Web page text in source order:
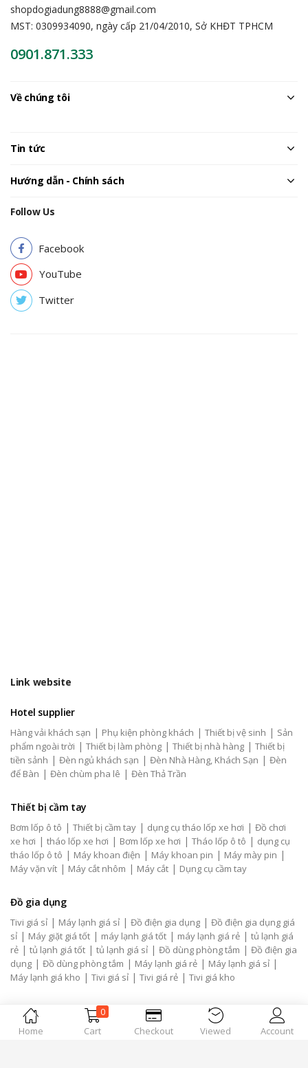
Home
0
Cart
Checkout Viewed Account
shopdogiadung8888@gmail.com
MST: 0309934090, ngày cấp 21/04/2010, Sở KHĐT TPHCM
0901.871.333
Về chúng tôi
Tin tức
Hướng dẫn - Chính sách
Follow Us
Facebook
YouTube
Twitter
Link website
Hotel supplier
Hàng vải khách sạn | Phụ kiện phòng khách | Thiết bị vệ sinh | Sản
phẩm ngoài trời | Thiết bị làm phòng | Thiết bị nhà hàng | Thiết bị
tiền sảnh | Đèn ngủ khách sạn | Đèn Nhà Hàng, Khách Sạn | Đèn
để Bàn | Đèn chùm pha lê | Đèn Thả Trần
Thiết bị cầm tay
Bơm lốp ô tô | Thiết bị cầm tay | dụng cụ tháo lốp xe hơi | Đồ chơi
xe hơi | tháo lốp xe hơi | Bơm lốp xe hơi | Tháo lốp ô tô | dụng cụ
tháo lốp ô tô | Máy khoan điện | Máy khoan pin | Máy mày pin |
Máy vặn vít | Máy cắt nhôm | Máy cắt | Dụng cụ cầm tay
Đồ gia dụng
Tivi giá sỉ | Máy lạnh giá sỉ | Đồ điện gia dụng | Đồ điện gia dụng giá
sỉ | Máy giặt giá tốt | máy lạnh giá tốt | máy lạnh giá rẻ | tủ lạnh giá
rẻ | tủ lạnh giá tốt | tủ lạnh giá sỉ | Đồ dùng phòng tắm | Đồ điện gia
dụng | Đồ dùng phòng tắm | Máy lạnh giá rẻ | Máy lạnh giá sỉ |
Máy lạnh giá kho | Tivi giá sỉ | Tivi giá rẻ | Tivi giá kho
Liên kết
Dịch vụ xe du lịch Tp.HCM Dịch vụ xe du lịch |Cho thuê xe du lịch|